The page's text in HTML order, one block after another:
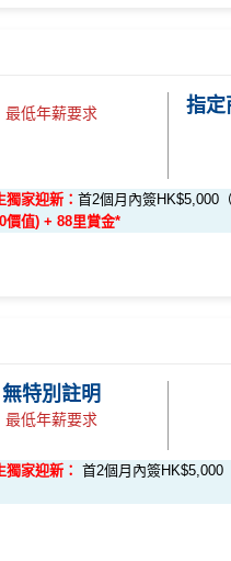
賞金。每1里賞金 ≈ HK$1，
內自動存入至認可信用卡戶口
取消或持有過任何Citibank信
值都計迎新，不過要留意手續
酒店自助餐某啲酒店餐廳唔計
日
apply
*:MrMiles.hk/citi-
之前成功批卡，批卡後首2個月
件及冷河期
銀行所發行之Citi信用卡主卡
最低年薪要求
指定
獨家迎新： 首2個月內簽HK$5,000
價值) + 88里賞金*
30日
application
*MrMiles.hk/citi-club-form
卡
及
無特別註明
最低年薪要求
獨家迎新： 首2個月內簽HK$5,000